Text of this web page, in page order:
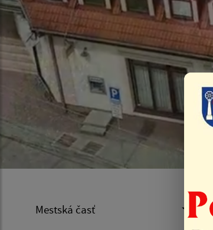
Mestská časť